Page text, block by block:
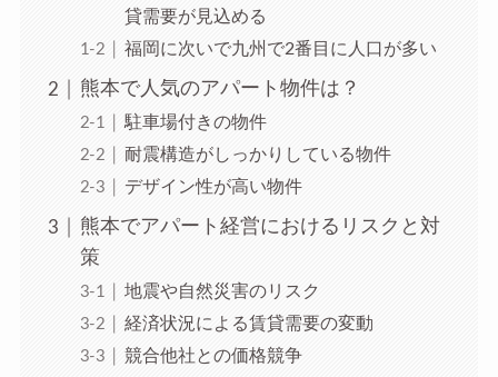
貸需要が見込める
福岡に次いで九州で2番目に人口が多い
熊本で人気のアパート物件は？
駐車場付きの物件
耐震構造がしっかりしている物件
デザイン性が高い物件
熊本でアパート経営におけるリスクと対
策
地震や自然災害のリスク
経済状況による賃貸需要の変動
競合他社との価格競争